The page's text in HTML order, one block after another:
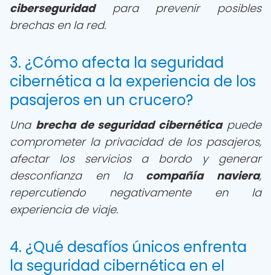
ciberseguridadpara prevenir posibles
brechas en la red.
3. ¿Cómo afecta la seguridad
cibernética a la experiencia de los
pasajeros en un crucero?
Una brecha de seguridad cibernéticapuede
comprometer la privacidad de los pasajeros,
afectar los servicios a bordo y generar
desconfianza en la compañía naviera,
repercutiendo negativamente en la
experiencia de viaje.
4. ¿Qué desafíos únicos enfrenta
la seguridad cibernética en el